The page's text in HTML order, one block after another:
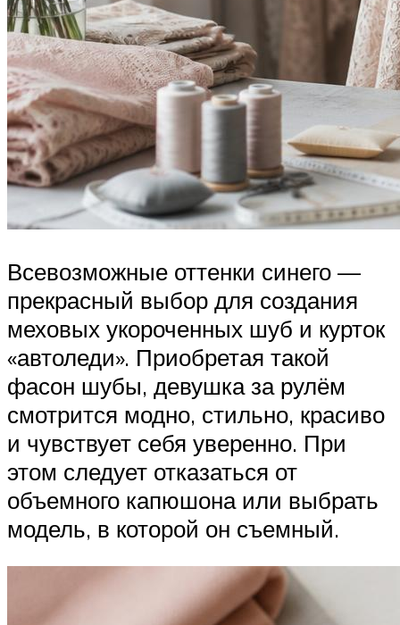
Всевозможные оттенки синего —
прекрасный выбор для создания
меховых укороченных шуб и курток
«автоледи». Приобретая такой
фасон шубы, девушка за рулём
смотрится модно, стильно, красиво
и чувствует себя уверенно. При
этом следует отказаться от
объемного капюшона или выбрать
модель, в которой он съемный.